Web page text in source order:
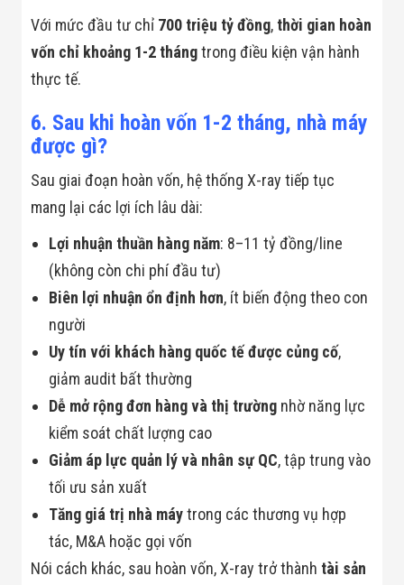
Với mức đầu tư chỉ 700 triệu tỷ đồng, thời gian hoàn
vốn chỉ khoảng 1-2 thángtrong điều kiện vận hành
thực tế.
6. Sau khi hoàn vốn 1-2 tháng, nhà máy
được gì?
Sau giai đoạn hoàn vốn, hệ thống X-ray tiếp tục
mang lại các lợi ích lâu dài:
Lợi nhuận thuần hàng năm: 8–11 tỷ đồng/line
(không còn chi phí đầu tư)
Biên lợi nhuận ổn định hơn, ít biến động theo con
người
Uy tín với khách hàng quốc tế được củng cố,
giảm audit bất thường
Dễ mở rộng đơn hàng và thị trường nhờ năng lực
kiểm soát chất lượng cao
Giảm áp lực quản lý và nhân sự QC, tập trung vào
tối ưu sản xuất
Tăng giá trị nhà máytrong các thương vụ hợp
tác, M&A hoặc gọi vốn
Nói cách khác, sau hoàn vốn, X-ray trở thành tài sản